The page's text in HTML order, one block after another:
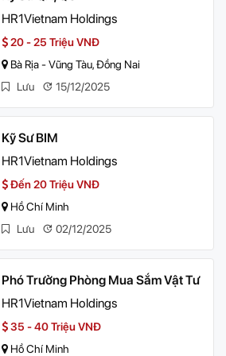
HR1Vietnam Holdings
20 - 25 Triệu VNĐ
Bà Rịa - Vũng Tàu, Đồng Nai
Lưu
15/12/2025
Kỹ Sư BIM
HR1Vietnam Holdings
Đến 20 Triệu VNĐ
Hồ Chí Minh
Lưu
02/12/2025
Phó Trưởng Phòng Mua Sắm Vật Tư
HR1Vietnam Holdings
35 - 40 Triệu VNĐ
Hồ Chí Minh